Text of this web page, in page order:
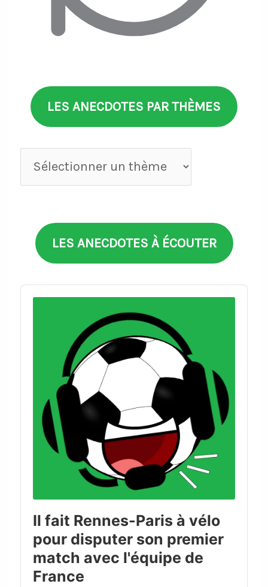
LES ANECDOTES PAR THÈMES
Anecdotes
par
LES ANECDOTES À ÉCOUTER
Audio
Player
Il fait Rennes-Paris à vélo
pour disputer son premier
match avec l'équipe de
France